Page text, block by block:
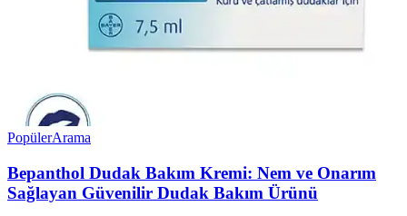
PopülerArama
Bepanthol Dudak Bakım Kremi: Nem ve Onarım
Sağlayan Güvenilir Dudak Bakım Ürünü